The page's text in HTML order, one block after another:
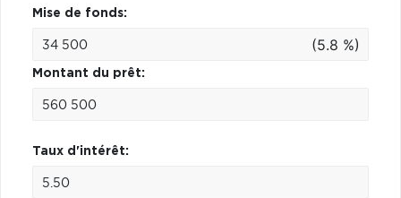
Mise de fonds:
(5.8 %)
Montant du prêt:
Taux d'intérêt: